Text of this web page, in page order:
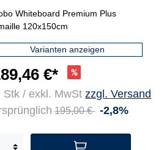
Whiteboard Premium Plus
120x150cm
Varianten anzeigen
€*
Stk / exkl. MwStzzgl. Versand
195,00 € -2,8%